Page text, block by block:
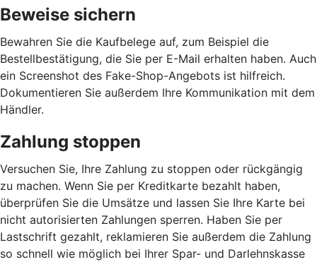
Beweise sichern
Bewahren Sie die Kaufbelege auf, zum Beispiel die
Bestellbestätigung, die Sie per E-Mail erhalten haben. Auch
ein Screenshot des Fake-Shop-Angebots ist hilfreich.
Dokumentieren Sie außerdem Ihre Kommunikation mit dem
Händler.
Zahlung stoppen
Versuchen Sie, Ihre Zahlung zu stoppen oder rückgängig
zu machen. Wenn Sie per Kreditkarte bezahlt haben,
überprüfen Sie die Umsätze und lassen Sie Ihre Karte bei
nicht autorisierten Zahlungen sperren. Haben Sie per
Lastschrift gezahlt, reklamieren Sie außerdem die Zahlung
so schnell wie möglich bei Ihrer Spar- und Darlehnskasse